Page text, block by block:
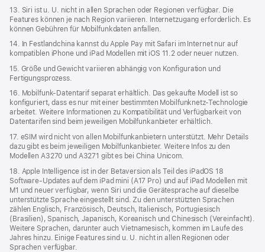
13. Siri ist u. U. nicht in allen Sprachen oder Regionen verfügbar. Die
Features können je nach Region variieren. Internetzugang erforderlich. Es
können Gebühren für Mobilfunkdaten anfallen.
14. In Festlandchina kannst du Apple Pay mit Safari im Internet nur auf
kompatiblen iPhone und iPad Modellen mit iOS 11.2 oder neuer nutzen.
15. Größe und Gewicht variieren abhängig von Konfiguration und
Fertigungsprozess.
16. Mobilfunk-Datentarif separat erhältlich. Das gekaufte Modell ist so
konfiguriert, dass es nur mit einer bestimmten Mobilfunknetz-Technologie
arbeitet. Weitere Informationen zu Kompatibilität und Verfügbarkeit von
Datentarifen sind beim jeweiligen Mobilfunkanbieter erhältlich.
17. eSIM wird nicht von allen Mobilfunkanbietern unterstützt. Mehr Details
dazu gibt es beim jeweiligen Mobilfunk­anbieter. Weitere Infos zu den
Modellen A3270 und A3271 gibt es bei China Unicom.
18. Apple Intelligence ist in der Betaversion als Teil des iPadOS 18
Software-Updates auf dem iPad mini (A17 Pro) und auf iPad Modellen mit
M1 und neuer verfügbar, wenn Siri und die Gerätesprache auf dieselbe
unterstützte Sprache eingestellt sind. Zu den unterstützten Sprachen
zählen Englisch, Französisch, Deutsch, Italienisch, Portugiesisch
(Brasilien), Spanisch, Japanisch, Koreanisch und Chinesisch (Vereinfacht).
Weitere Sprachen, darunter auch Vietnamesisch, kommen im Laufe des
Jahres hinzu. Einige Features sind u. U. nicht in allen Regionen oder
Sprachen verfügbar.